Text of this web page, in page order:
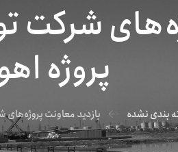
شرکت
پروژه اهواز
بندی نشده بازدید معاونت پروژه‌های